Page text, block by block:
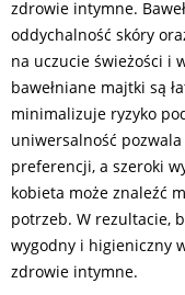
zdrowie intymne.
oddychalność skóry
na uczucie świeżości i
bawełniane majtki są
minimalizuje ryzyko
uniwersalność
preferencji, a szeroki
kobieta może znaleźć
potrzeb. W rezultacie,
wygodny i higieniczny
zdrowie intymne.